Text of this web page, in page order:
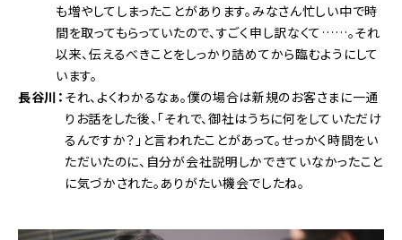
も増やしてしまったことがあります。みなさん忙しい中で時
間を取ってもらっていたので、すごく申し訳なくて……。それ
以来、伝えるべきことをしっかり詰めてから臨むようにして
います。
長谷川 それ、よくわかるなぁ。僕の場合は新規のお客さまに一通
りお話をした後、「それで、御社はうちに何をしていただけ
るんですか？」と言われたことがあって。せっかく時間をい
ただいたのに、自分が会社説明しかできていなかったこと
に気づかされた。ありがたい機会でしたね。